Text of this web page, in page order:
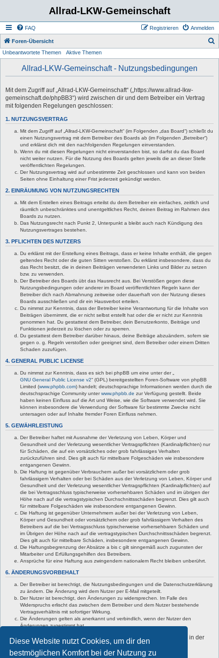
Diese Website nutzt Cookies, um dir den
bestmöglichen Komfort bei der Nutzung zu
Allrad-LKW-Gemeinschaft
FAQ Anmelden
Registrieren
Foren-Übersicht
Unbeantwortete Themen Aktive Themen
Allrad-LKW-Gemeinschaft - Nutzungsbedingungen
Mit dem Zugriff auf „Allrad-LKW-Gemeinschaft“ („https://www.allrad-lkw-
gemeinschaft.de/phpBB3“) wird zwischen dir und dem Betreiber ein Vertrag
mit folgenden Regelungen geschlossen:
1. NUTZUNGSVERTRAG
Mit dem Zugriff auf „Allrad-LKW-Gemeinschaft“ (im Folgenden „das Board“) schließt du
einen Nutzungsvertrag mit dem Betreiber des Boards ab (im Folgenden „Betreiber“)
und erklärst dich mit den nachfolgenden Regelungen einverstanden.
Wenn du mit diesen Regelungen nicht einverstanden bist, so darfst du das Board
nicht weiter nutzen. Für die Nutzung des Boards gelten jeweils die an dieser Stelle
veröffentlichten Regelungen.
Der Nutzungsvertrag wird auf unbestimmte Zeit geschlossen und kann von beiden
Seiten ohne Einhaltung einer Frist jederzeit gekündigt werden.
2. EINRÄUMUNG VON NUTZUNGSRECHTEN
Mit dem Erstellen eines Beitrags erteilst du dem Betreiber ein einfaches, zeitlich und
räumlich unbeschränktes und unentgeltliches Recht, deinen Beitrag im Rahmen des
Boards zu nutzen.
Das Nutzungsrecht nach Punkt 2, Unterpunkt a bleibt auch nach Kündigung des
Nutzungsvertrages bestehen.
3. PFLICHTEN DES NUTZERS
Du erklärst mit der Erstellung eines Beitrags, dass er keine Inhalte enthält, die gegen
geltendes Recht oder die guten Sitten verstoßen. Du erklärst insbesondere, dass du
das Recht besitzt, die in deinen Beiträgen verwendeten Links und Bilder zu setzen
bzw. zu verwenden.
Der Betreiber des Boards übt das Hausrecht aus. Bei Verstößen gegen diese
Nutzungsbedingungen oder anderer im Board veröffentlichten Regeln kann der
Betreiber dich nach Abmahnung zeitweise oder dauerhaft von der Nutzung dieses
Boards ausschließen und dir ein Hausverbot erteilen.
Du nimmst zur Kenntnis, dass der Betreiber keine Verantwortung für die Inhalte von
Beiträgen übernimmt, die er nicht selbst erstellt hat oder die er nicht zur Kenntnis
genommen hat. Du gestattest dem Betreiber, dein Benutzerkonto, Beiträge und
Funktionen jederzeit zu löschen oder zu sperren.
Du gestattest dem Betreiber darüber hinaus, deine Beiträge abzuändern, sofern sie
gegen o. g. Regeln verstoßen oder geeignet sind, dem Betreiber oder einem Dritten
Schaden zuzufügen.
4. GENERAL PUBLIC LICENSE
Du nimmst zur Kenntnis, dass es sich bei phpBB um eine unter der „
GNU General Public License v2“ (GPL) bereitgestellten Foren-Software von phpBB
Limited (www.phpbb.com) handelt; deutschsprachige Informationen werden durch die
deutschsprachige Community unterwww.phpbb.de zur Verfügung gestellt. Beide
haben keinen Einfluss auf die Art und Weise, wie die Software verwendet wird. Sie
können insbesondere die Verwendung der Software für bestimmte Zwecke nicht
untersagen oder auf Inhalte fremder Foren Einfluss nehmen.
5. GEWÄHRLEISTUNG
Der Betreiber haftet mit Ausnahme der Verletzung von Leben, Körper und
Gesundheit und der Verletzung wesentlicher Vertragspflichten (Kardinalpflichten) nur
für Schäden, die auf ein vorsätzliches oder grob fahrlässiges Verhalten
zurückzuführen sind. Dies gilt auch für mittelbare Folgeschäden wie insbesondere
entgangenen Gewinn.
Die Haftung ist gegenüber Verbrauchern außer bei vorsätzlichem oder grob
fahrlässigem Verhalten oder bei Schäden aus der Verletzung von Leben, Körper und
Gesundheit und der Verletzung wesentlicher Vertragspflichten (Kardinalpflichten) auf
die bei Vertragsschluss typischerweise vorhersehbaren Schäden und im übrigen der
Höhe nach auf die vertragstypischen Durchschnittsschäden begrenzt. Dies gilt auch
für mittelbare Folgeschäden wie insbesondere entgangenen Gewinn.
Die Haftung ist gegenüber Unternehmern außer bei der Verletzung von Leben,
Körper und Gesundheit oder vorsätzlichem oder grob fahrlässigem Verhalten des
Betreibers auf die bei Vertragsschluss typischerweise vorhersehbaren Schäden und
im Übrigen der Höhe nach auf die vertragstypischen Durchschnittsschäden begrenzt.
Dies gilt auch für mittelbare Schäden, insbesondere entgangenen Gewinn.
Die Haftungsbegrenzung der Absätze a bis c gilt sinngemäß auch zugunsten der
Mitarbeiter und Erfüllungsgehilfen des Betreibers.
Ansprüche für eine Haftung aus zwingendem nationalem Recht bleiben unberührt.
6. ÄNDERUNGSVORBEHALT
Der Betreiber ist berechtigt, die Nutzungsbedingungen und die Datenschutzerklärung
zu ändern. Die Änderung wird dem Nutzer per E-Mail mitgeteilt.
Der Nutzer ist berechtigt, den Änderungen zu widersprechen. Im Falle des
Widerspruchs erlischt das zwischen dem Betreiber und dem Nutzer bestehende
Vertragsverhältnis mit sofortiger Wirkung.
Die Änderungen gelten als anerkannt und verbindlich, wenn der Nutzer den
Änderungen zugestimmt hat.
Informationen über den Umgang mit deinen persönlichen Daten sind in der
Datenschutzerklärung enthalten.